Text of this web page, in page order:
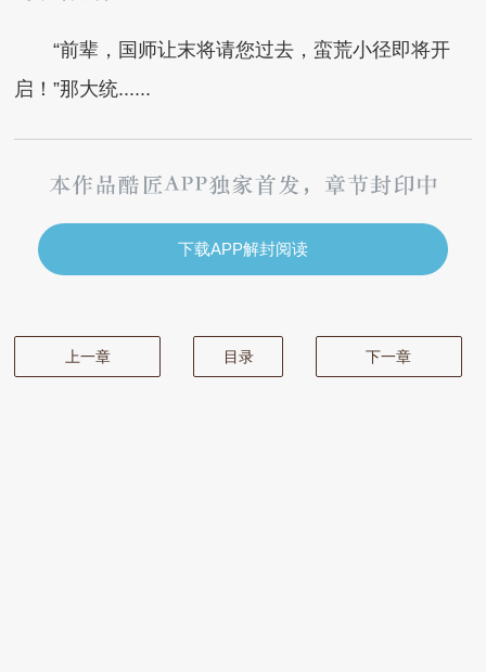
“前辈，国师让末将请您过去，蛮荒小径即将开
启！”那大统......
下载APP解封阅读
上一章 目录 下一章